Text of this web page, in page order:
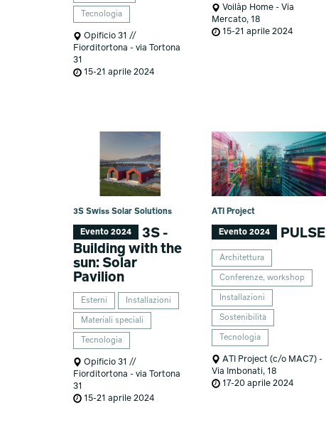
Tecnologia
Opificio 31 //
Fiorditortona - via Tortona
31
15-21 aprile 2024
Voilàp Home - Via
Mercato, 18
15-21 aprile 2024
3S Swiss Solar Solutions
Evento 2024
3S -
Building with the
sun: Solar
Pavilion
Esterni Installazioni
Materiali speciali
Tecnologia
Opificio 31 //
Fiorditortona - via Tortona
31
15-21 aprile 2024
ATI Project
Evento 2024 PULSE
Architettura
Conferenze, workshop
Installazioni
Sostenibilità
Tecnologia
ATI Project (c/o MAC7) -
Via Imbonati, 18
17-20 aprile 2024